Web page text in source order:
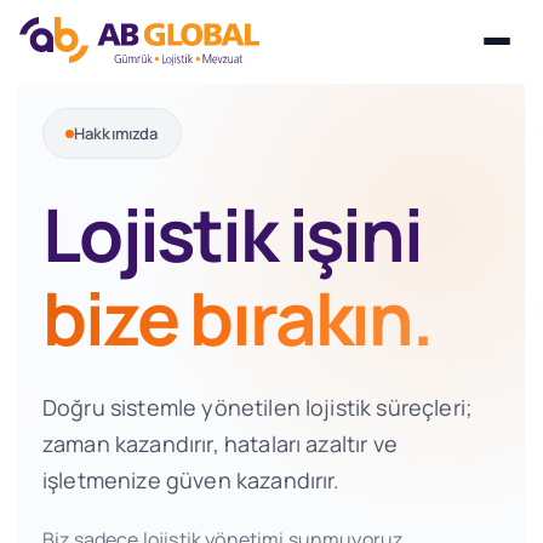
Hakkımızda
Lojistik işini
bize bırakın.
Doğru sistemle yönetilen lojistik süreçleri;
zaman kazandırır, hataları azaltır ve
işletmenize güven kazandırır.